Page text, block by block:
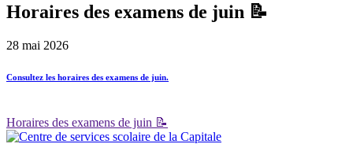
Horaires des examens de juin 📝
28 mai 2026
Consultez les horaires des examens de juin.
Horaires des examens de juin 📝